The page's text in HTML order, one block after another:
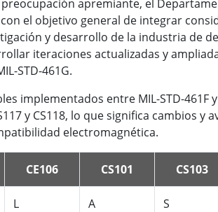
apremiante, el
el objetivo general de integrar
y desarrollo de la industria de
iteraciones actualizadas y
STD-461G.
implementados entre MIL-STD-461F
y CS118, lo que significa cambios y
electromagnética.
CE106 CS101 CS103
L A S